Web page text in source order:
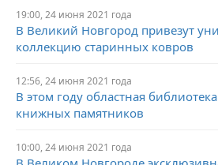
19:00, 24 июня 2021 года
В Великий Новгород привезут
коллекцию старинных ковров
12:56, 24 июня 2021 года
В этом году областная
книжных памятников
10:00, 24 июня 2021 года